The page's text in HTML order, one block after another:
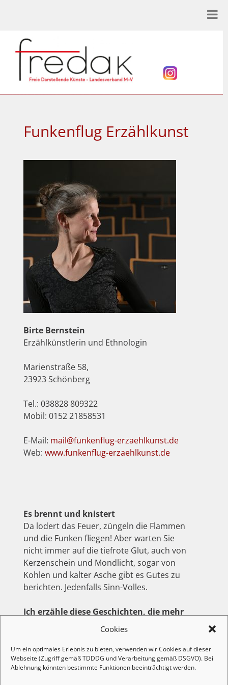
Cookies
Um ein optimales Erlebnis zu bieten, verwenden wir Cookies auf dieser
Webseite (Zugriff gemäß TDDDG und Verarbeitung gemäß DSGVO). Bei
Ablehnung könnten bestimmte Funktionen beeinträchtigt werden.
Funkenflug Erzählkunst
Birte Bernstein
Erzählkünstlerin und Ethnologin
Marienstraße 58,
23923 Schönberg
Tel.: 038828 809322
Mobil: 0152 21858531
E-Mail: mail@funkenflug-erzaehlkunst.de
Web:www.funkenflug-erzaehlkunst.de
Es brennt und knistert
Da lodert das Feuer, züngeln die Flammen
und die Funken fliegen! Aber warten Sie
nicht immer auf die tiefrote Glut, auch von
Kerzenschein und Mondlicht, sogar von
Kohlen und kalter Asche gibt es Gutes zu
berichten. Jedenfalls Sinn-Volles.
Ich erzähle diese Geschichten, die mehr
sind als ihre Worte.Mit Witz und Weisheit,
Tellerrand fest im Blick, denn bekanntlich
geht es dahinter weiter…